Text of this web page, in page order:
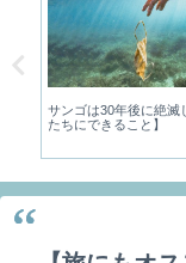
サンゴは30年後に絶滅
たちにできること】